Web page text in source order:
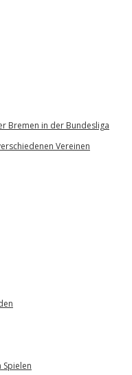
Bremen in der Bundesliga
Vereinen